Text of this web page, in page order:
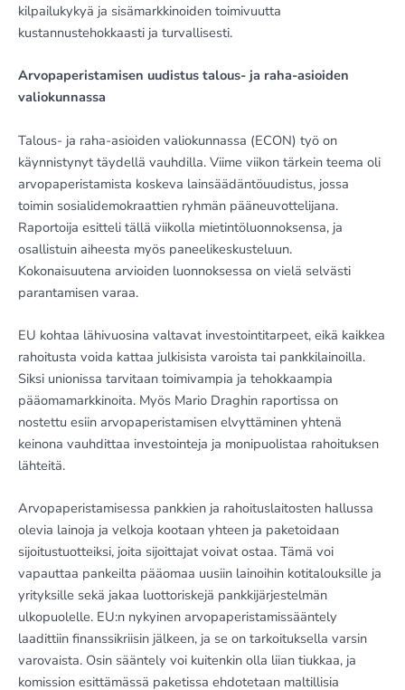
kilpailukykyä ja sisämarkkinoiden toimivuutta
kustannustehokkaasti ja turvallisesti.
Arvopaperistamisen uudistus talous- ja raha-asioiden
valiokunnassa
Talous- ja raha-asioiden valiokunnassa (ECON) työ on
käynnistynyt täydellä vauhdilla. Viime viikon tärkein teema oli
arvopaperistamista koskeva lainsäädäntöuudistus, jossa
toimin sosialidemokraattien ryhmän pääneuvottelijana.
Raportoija esitteli tällä viikolla mietintöluonnoksensa, ja
osallistuin aiheesta myös paneelikeskusteluun.
Kokonaisuutena arvioiden luonnoksessa on vielä selvästi
parantamisen varaa.
EU kohtaa lähivuosina valtavat investointitarpeet, eikä kaikkea
rahoitusta voida kattaa julkisista varoista tai pankkilainoilla.
Siksi unionissa tarvitaan toimivampia ja tehokkaampia
pääomamarkkinoita. Myös Mario Draghin raportissa on
nostettu esiin arvopaperistamisen elvyttäminen yhtenä
keinona vauhdittaa investointeja ja monipuolistaa rahoituksen
lähteitä.
Arvopaperistamisessa pankkien ja rahoituslaitosten hallussa
olevia lainoja ja velkoja kootaan yhteen ja paketoidaan
sijoitustuotteiksi, joita sijoittajat voivat ostaa. Tämä voi
vapauttaa pankeilta pääomaa uusiin lainoihin kotitalouksille ja
yrityksille sekä jakaa luottoriskejä pankkijärjestelmän
ulkopuolelle. EU:n nykyinen arvopaperistamissääntely
laadittiin finanssikriisin jälkeen, ja se on tarkoituksella varsin
varovaista. Osin sääntely voi kuitenkin olla liian tiukkaa, ja
komission esittämässä paketissa ehdotetaan maltillisia